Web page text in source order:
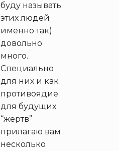
буду называть
этих людей
именно так)
довольно
много.
Специально
для них и как
противоядие
для будущих
“жертв”
прилагаю вам
несколько